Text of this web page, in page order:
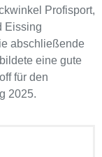
Profisport,
Eissing
abschließende
eine gute
für den
2025.